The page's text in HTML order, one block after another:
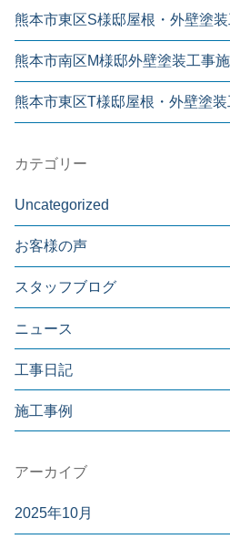
熊本市東区S様邸屋根・外壁塗
熊本市南区M様邸外壁塗装工事
熊本市東区T様邸屋根・外壁塗装
カテゴリー
Uncategorized
お客様の声
スタッフブログ
ニュース
工事日記
施工事例
アーカイブ
2025年10月